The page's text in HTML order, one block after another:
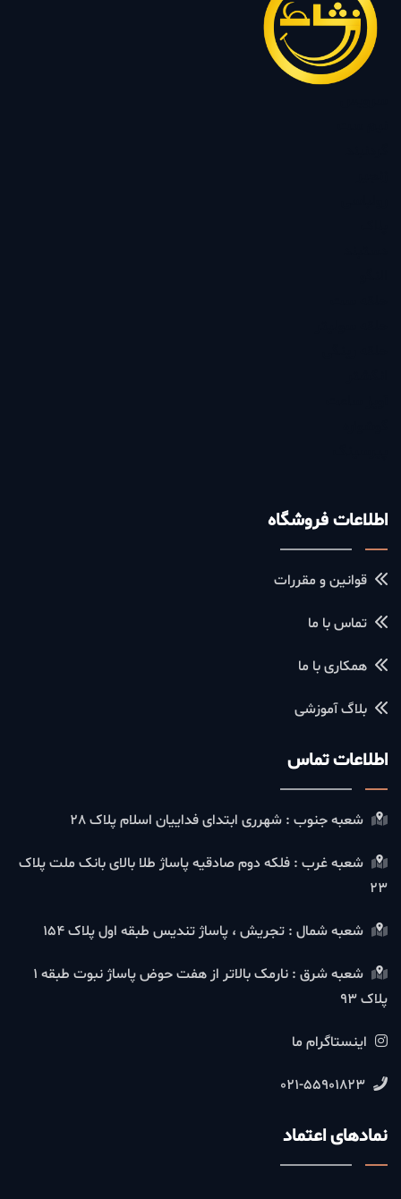
اطلاعات فروشگاه
قوانین و مقررات
تماس با ما
همکاری با ما
بلاگ آموزشی
اطلاعات تماس
شعبه جنوب : شهرری ابتدای فداییان اسلام پلاک 28
شعبه غرب : فلکه دوم صادقیه پاساژ طلا بالای بانک ملت پلاک
23
شعبه شمال : تجریش ، پاساژ تندیس طبقه اول پلاک 154
شعبه شرق : نارمک بالاتر از هفت حوض پاساژ نبوت طبقه 1
پلاک 93
اینستاگرام ما
021-55901823
نمادهای اعتماد